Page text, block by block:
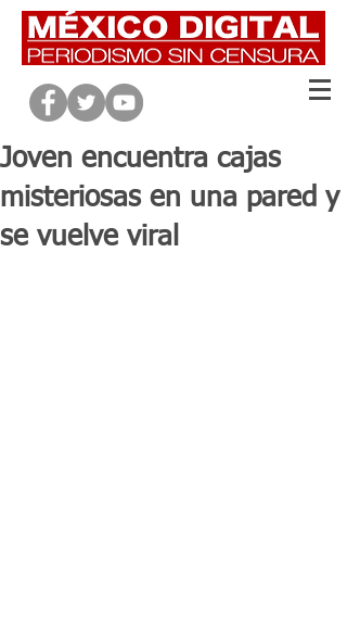
Joven encuentra cajas
misteriosas en una pared y
se vuelve viral